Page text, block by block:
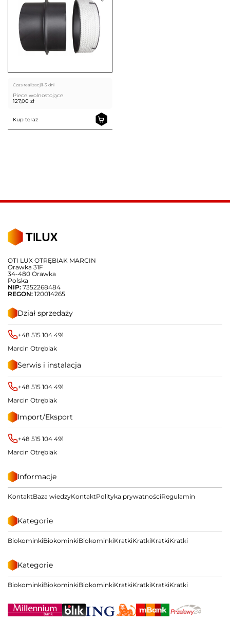
Czas realizacji1-3 dni
Piece wolnostojące
127,00 zł
Kup teraz
OTI LUX OTRĘBIAK MARCIN
Orawka 31F
34-480 Orawka
Polska
NIP: 7352268484
REGON: 120014265
Dział sprzedaży
+48 515 104 491
Marcin Otrębiak
Serwis i instalacja
+48 515 104 491
Marcin Otrębiak
Import/Eksport
+48 515 104 491
Marcin Otrębiak
Informacje
KontaktBaza wiedzyKontaktPolityka prywatnościRegulamin
Kategorie
BiokominkiBiokominkiBiokominkiKratkiKratkiKratkiKratki
Kategorie
BiokominkiBiokominkiBiokominkiKratkiKratkiKratkiKratki